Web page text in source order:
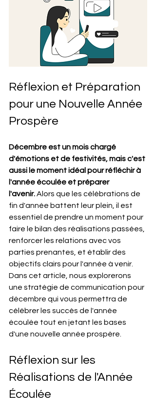
Réflexion et Préparation
pour une Nouvelle Année
Prospère
Décembre est un mois chargé
d'émotions et de festivités, mais c'est
aussi le moment idéal pour réfléchir à
l'année écoulée et préparer
l'avenir. Alors que les célébrations de
fin d'année battent leur plein, il est
essentiel de prendre un moment pour
faire le bilan des réalisations passées,
renforcer les relations avec vos
parties prenantes, et établir des
objectifs clairs pour l'année à venir.
Dans cet article, nous explorerons
une stratégie de communication pour
décembre qui vous permettra de
célébrer les succès de l'année
écoulée tout en jetant les bases
d'une nouvelle année prospère.
Réflexion sur les
Réalisations de l'Année
Écoulée